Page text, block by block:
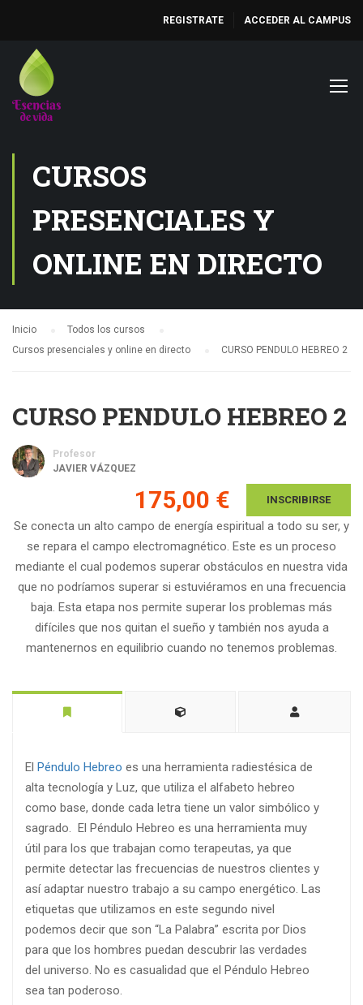
REGISTRATE ACCEDER AL CAMPUS
CURSOS
PRESENCIALES Y
ONLINE EN DIRECTO
Inicio
Todos los cursos
Cursos presenciales y online en directo
CURSO PENDULO HEBREO 2
CURSO PENDULO HEBREO 2
Profesor
JAVIER VÁZQUEZ
175,00 € INSCRIBIRSE
Se conecta un alto campo de energía espiritual a todo su ser, y
se repara el campo electromagnético. Este es un proceso
mediante el cual podemos superar obstáculos en nuestra vida
que no podríamos superar si estuviéramos en una frecuencia
baja. Esta etapa nos permite superar los problemas más
difíciles que nos quitan el sueño y también nos ayuda a
mantenernos en equilibrio cuando no tenemos problemas.
El Péndulo Hebreo es una herramienta radiestésica de
alta tecnología y Luz, que utiliza el alfabeto hebreo
como base, donde cada letra tiene un valor simbólico y
sagrado. El Péndulo Hebreo es una herramienta muy
útil para los que trabajan como terapeutas, ya que
permite detectar las frecuencias de nuestros clientes y
así adaptar nuestro trabajo a su campo energético. Las
etiquetas que utilizamos en este segundo nivel
podemos decir que son “La Palabra” escrita por Dios
para que los hombres puedan descubrir las verdades
del universo. No es casualidad que el Péndulo Hebreo
sea tan poderoso.